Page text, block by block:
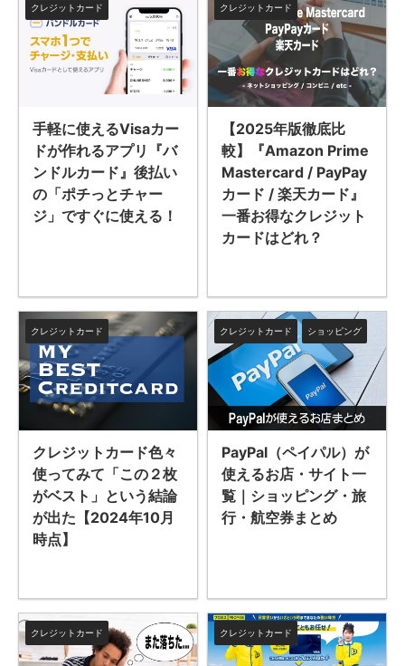
クレジットカード
手軽に使えるVisaカー
ドが作れるアプリ『バ
ンドルカード』後払い
の「ポチっとチャー
ジ」ですぐに使える！
クレジットカード
【2025年版徹底比
較】『Amazon Prime
Mastercard / PayPay
カード / 楽天カード』
一番お得なクレジット
カードはどれ？
クレジットカード
クレジットカード色々
使ってみて「この２枚
がベスト」という結論
が出た【2024年10月
時点】
クレジットカード ショッピング
PayPal（ペイパル）が
使えるお店・サイト一
覧｜ショッピング・旅
行・航空券まとめ
クレジットカード クレジットカード